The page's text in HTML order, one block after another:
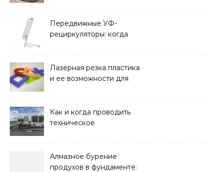
и советы по выбору
Передвижные УФ-
рециркуляторы: когда
Лазерная резка пластика
и ее возможности для
Как и когда проводить
техническое
Алмазное бурение
продухов в фундаменте: